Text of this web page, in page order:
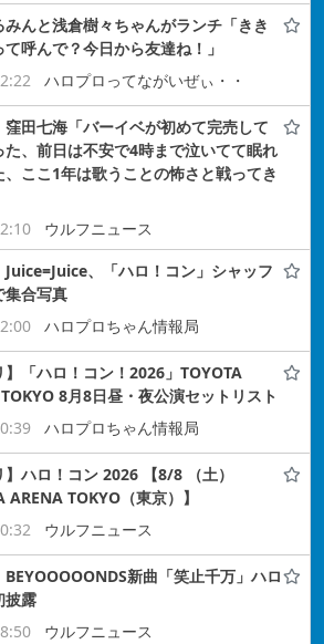
みんと浅倉樹々ちゃんがランチ「きき
て呼んで？今日から友達ね！」
ハロプロってながいぜぃ・・
窪田七海「バーイベが初めて完売して
た、前日は不安で4時まで泣いてて眠れ
、ここ1年は歌うことの怖さと戦ってき
ウルフニュース
Juice=Juice、「ハロ！コン」シャッフ
集合写真
ハロプロちゃん情報局
】「ハロ！コン！2026」TOYOTA
8月8日昼・夜公演セットリスト
ハロプロちゃん情報局
】ハロ！コン 2026 【8/8 （土）
ARENA TOKYO（東京）】
ウルフニュース
BEYOOOOONDS新曲「笑止千万」ハロ
披露
ウルフニュース